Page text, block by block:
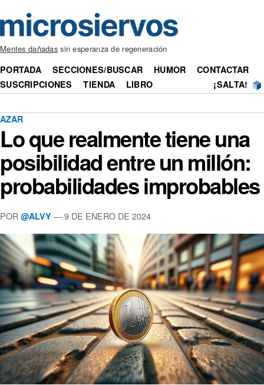
Mentes dañadas sin esperanza de regeneración
PORTADA SECCIONES/BUSCAR HUMOR
CONTACTAR
SUSCRIPCIONES
TIENDA LIBRO ¡SALTA!
AZAR
Lo que realmente tiene una
posibilidad entre un millón:
probabilidades improbables
POR @ALVY — 9 DE ENERO DE 2024